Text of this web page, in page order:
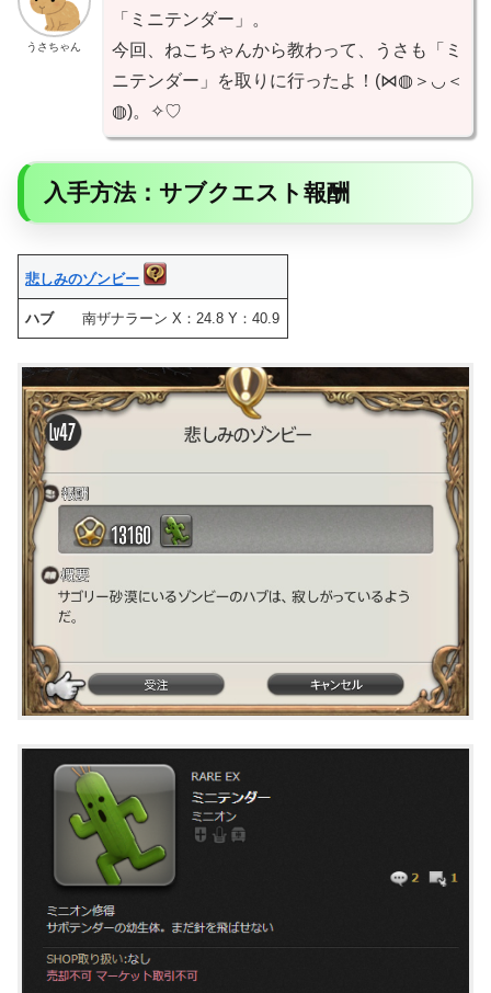
うさちゃん
「ミニテンダー」。
今回、ねこちゃんから教わって、うさも「ミ
ニテンダー」を取りに行ったよ！(⋈◍＞◡＜
◍)。✧♡
入手方法：サブクエスト報酬
悲しみのゾンビー
ハブ南ザナラーン X：24.8 Y：40.9